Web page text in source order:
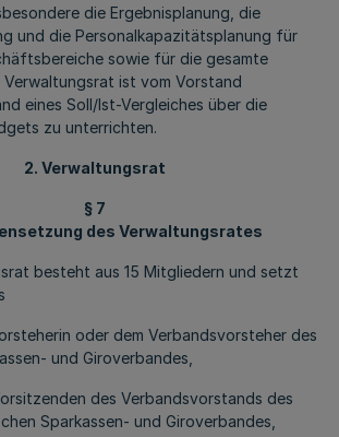
die Ergebnisplanung, die
und die Personalkapazitätsplanung für
sowie für die gesamte
Verwaltungsrat ist vom Vorstand
eines Soll/Ist-Vergleiches über die
zu unterrichten.
2. Verwaltungsrat
§ 7
des Verwaltungsrates
besteht aus 15 Mitgliedern und setzt
oder dem Verbandsvorsteher des
und Giroverbandes,
des Verbandsvorstands des
Sparkassen- und Giroverbandes,